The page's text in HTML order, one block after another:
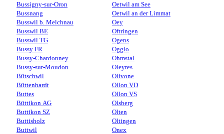
Bussigny-sur-Oron
Bussnang
Busswil b. Melchnau
Busswil BE
Busswil TG
Bussy FR
Bussy-Chardonney
Bussy-sur-Moudon
Bütschwil
Büttenhardt
Buttes
Büttikon AG
Buttikon SZ
Buttisholz
Buttwil
Oetwil am See
Oetwil an der Limmat
Oey
Oftringen
Ogens
Oggio
Ohmstal
Oleyres
Olivone
Ollon VD
Ollon VS
Olsberg
Olten
Oltingen
Onex